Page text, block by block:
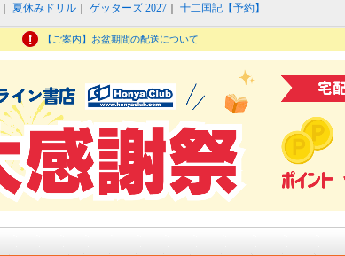
夏休みドリル ゲッターズ 2027 十二国記【予約】
【ご案内】お盆期間の配送について